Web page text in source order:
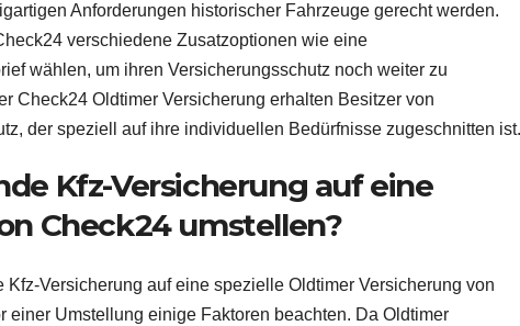
Anforderungen historischer Fahrzeuge gerecht werden.
verschiedene Zusatzoptionen wie eine
wählen, um ihren Versicherungsschutz noch weiter zu
Check24 Oldtimer Versicherung erhalten Besitzer von
der speziell auf ihre individuellen Bedürfnisse zugeschnitten ist.
Kfz-Versicherung auf eine
Check24 umstellen?
Versicherung auf eine spezielle Oldtimer Versicherung von
Umstellung einige Faktoren beachten. Da Oldtimer